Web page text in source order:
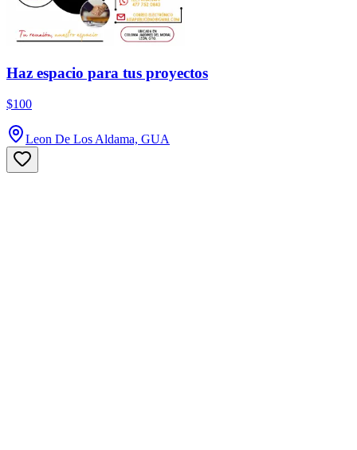
Haz espacio para tus proyectos
$100
Leon De Los Aldama, GUA